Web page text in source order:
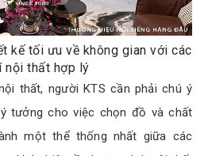
kế tối ưu về không gian với các
nội thất hợp lý
thất, người KTS cần phải chú ý
tưởng cho việc chọn đồ và chất
một thể thống nhất giữa các